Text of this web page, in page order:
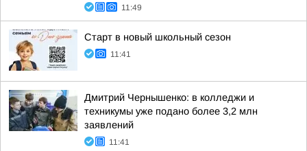
11:49
Старт в новый школьный сезон
11:41
Дмитрий Чернышенко: в колледжи и
техникумы уже подано более 3,2 млн
заявлений
11:41